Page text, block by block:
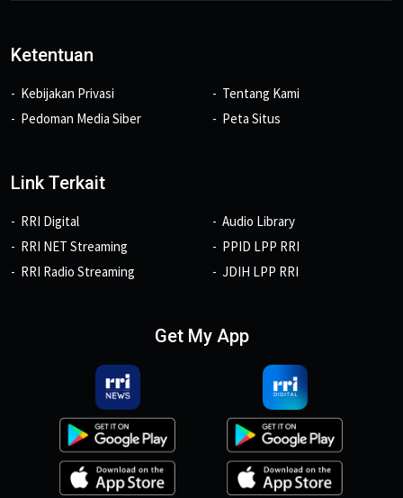
Ketentuan
Kebijakan Privasi
Pedoman Media Siber
Tentang Kami
Peta Situs
Link Terkait
RRI Digital
RRI NET Streaming
RRI Radio Streaming
Audio Library
PPID LPP RRI
JDIH LPP RRI
Get My App